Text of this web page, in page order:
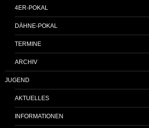
4ER-POKAL
DÄHNE-POKAL
TERMINE
ARCHIV
JUGEND
AKTUELLES
INFORMATIONEN